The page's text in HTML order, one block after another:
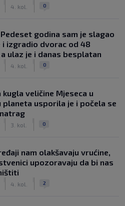
4. kol. 0
Pedeset godina sam je slagao
i izgradio dvorac od 48
ulaz je i danas besplatan
4. kol. 0
kugla veličine Mjeseca u
planeta usporila je i počela se
3. kol. 0
nam olakšavaju vrućine,
upozoravaju da bi nas
4. kol. 2